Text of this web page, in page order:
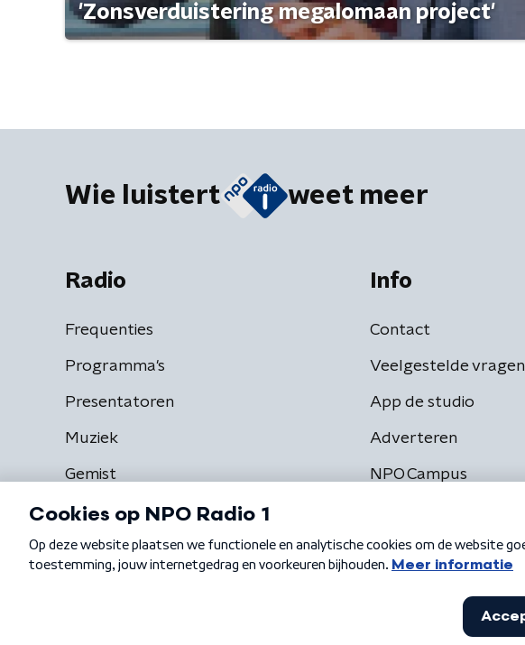
'Zonsverduistering megalomaan project'
Wie luistert weet meer
Radio
Frequenties
Programma's
Presentatoren
Muziek
Gemist
Info
Contact
Veelgestelde vragen
App de studio
Adverteren
NPO Campus
Algemene voorwaarden Privacybeleid